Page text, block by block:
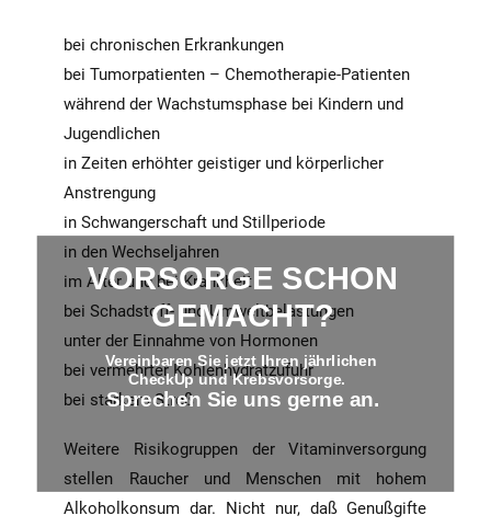
bei chronischen Erkrankungen
bei Tumorpatienten – Chemotherapie-Patienten
während der Wachstumsphase bei Kindern und
Jugendlichen
in Zeiten erhöhter geistiger und körperlicher
Anstrengung
in Schwangerschaft und Stillperiode
in den Wechseljahren
im Alter und bei Krankheit
bei Schadstoff- und Umweltbelastungen
unter der Einnahme von Hormonen
bei vermehrter Kohlenhydratzufuhr
bei starkem Streß
Weitere Risikogruppen der Vitaminversorgung
stellen Raucher und Menschen mit hohem
Alkoholkonsum dar. Nicht nur, daß Genußgifte
VORSORGE SCHON
GEMACHT?
Vereinbaren Sie jetzt Ihren jährlichen
CheckUp und Krebsvorsorge.
Sprechen Sie uns gerne an.